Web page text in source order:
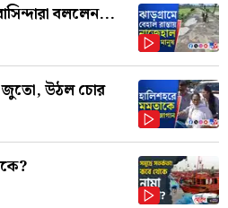
বললেন...
জুতো, উঠল চোর